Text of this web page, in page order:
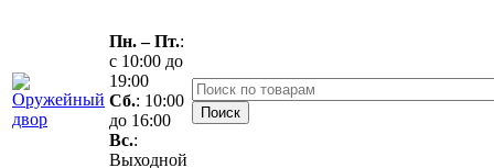
Пн. – Пт.:
с 10:00 до
19:00
Сб.: 10:00
до 16:00
Вс.:
Выходной